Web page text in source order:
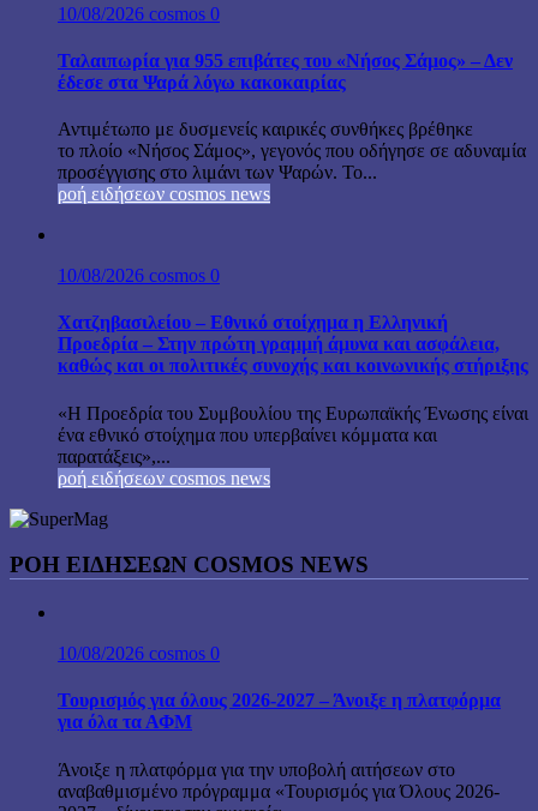
10/08/2026 cosmos 0
Ταλαιπωρία για 955 επιβάτες του «Νήσος Σάμος» – Δεν
έδεσε στα Ψαρά λόγω κακοκαιρίας
Αντιμέτωπο με δυσμενείς καιρικές συνθήκες βρέθηκε
το πλοίο «Νήσος Σάμος», γεγονός που οδήγησε σε αδυναμία
προσέγγισης στο λιμάνι των Ψαρών. Το...
ροή ειδήσεων cosmos news
10/08/2026 cosmos 0
Χατζηβασιλείου – Εθνικό στοίχημα η Ελληνική
Προεδρία – Στην πρώτη γραμμή άμυνα και ασφάλεια,
καθώς και οι πολιτικές συνοχής και κοινωνικής στήριξης
«Η Προεδρία του Συμβουλίου της Ευρωπαϊκής Ένωσης είναι
ένα εθνικό στοίχημα που υπερβαίνει κόμματα και
παρατάξεις»,...
ροή ειδήσεων cosmos news
ΡΟΉ ΕΙΔΉΣΕΩΝ COSMOS NEWS
10/08/2026 cosmos 0
Τουρισμός για όλους 2026-2027 – Άνοιξε η πλατφόρμα
για όλα τα ΑΦΜ
Άνοιξε η πλατφόρμα για την υποβολή αιτήσεων στο
αναβαθμισμένο πρόγραμμα «Τουρισμός για Όλους 2026-